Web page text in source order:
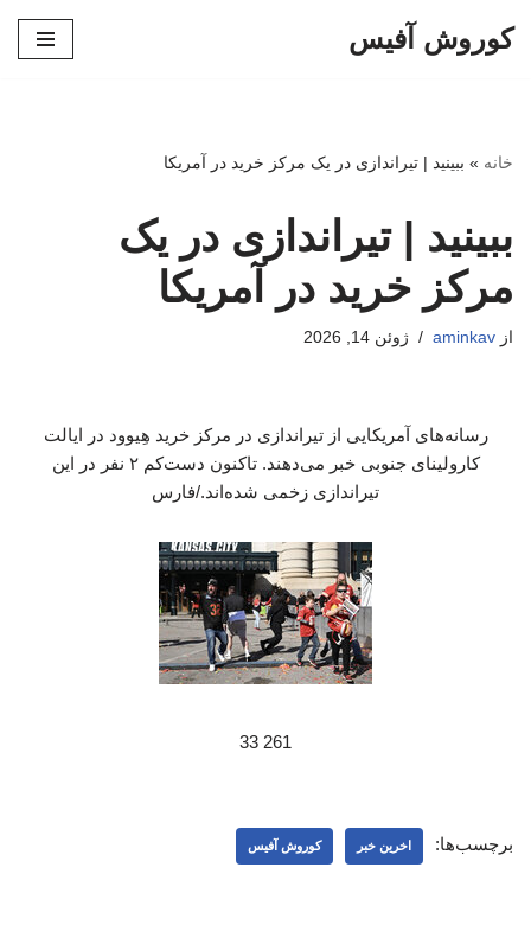
کوروش آفیس
خانه » ببینید | تیراندازی در یک مرکز خرید در آمریکا
ببینید | تیراندازی در یک
مرکز خرید در آمریکا
از aminkav ژوئن 14, 2026
رسانه‌های آمریکایی از تیراندازی در مرکز خرید هِیوود در ایالت
کارولینای جنوبی خبر می‌دهند. تاکنون دست‌کم ۲ نفر در این
تیراندازی زخمی شده‌اند./فارس
261 33
برچسب‌ها: اخرین خبر کوروش آفیس